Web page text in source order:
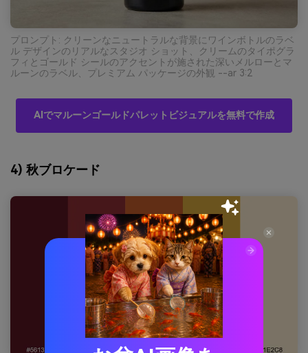
プロンプト: クリーンなニュートラルな背景にワインボトルのラベ
ル デザインのリアルなスタジオ ショット、クリームのタイポグラ
フィとゴールド シールのアクセントが施された深いメルローとマ
ルーンのラベル、プレミアム パッケージの外観 --ar 3:2
AIでマルーンゴールドパレットビジュアルを無料で作成
4) 秋ブロケード